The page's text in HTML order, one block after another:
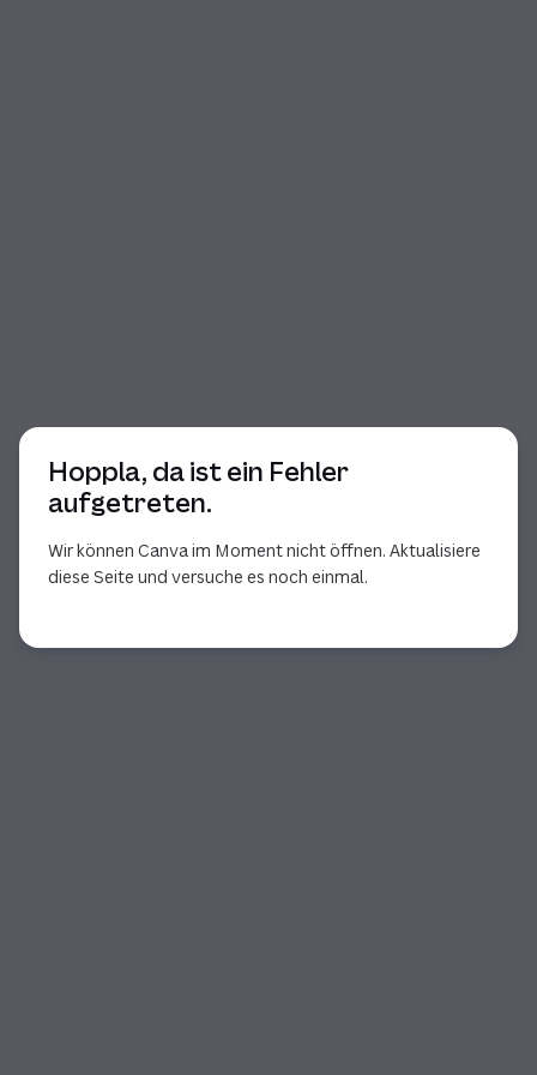
Hoppla, da ist ein Fehler
aufgetreten.
Wir können Canva im Moment nicht öffnen. Aktualisiere
diese Seite und versuche es noch einmal.